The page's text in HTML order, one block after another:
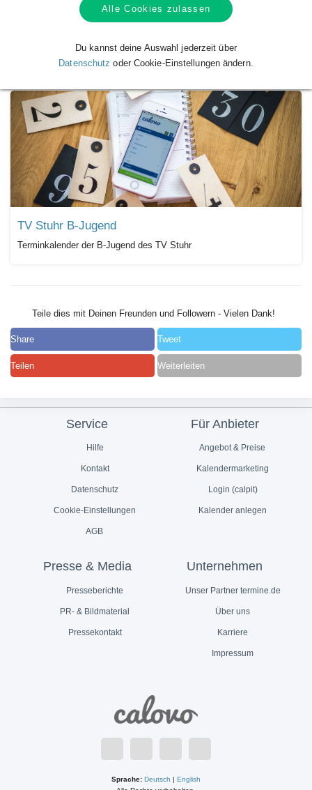
VerfügbareKalendervonTerminkalender
TV Stuhr B-Jugend
Terminkalender der B-Jugend des TV Stuhr
Teile dies mit Deinen Freunden und Followern - Vielen Dank!
Share Tweet
Teilen Weiterleiten
Service
Hilfe
Kontakt
Datenschutz
Cookie-Einstellungen
AGB
Für Anbieter
Angebot & Preise
Kalendermarketing
Login (calpit)
Kalender anlegen
Presse & Media
Presseberichte
PR- & Bildmaterial
Pressekontakt
Unternehmen
Unser Partner termine.de
Über uns
Karriere
Impressum
Sprache: Deutsch | English
Alle Cookies zulassen
Du kannst deine Auswahl jederzeit über
Datenschutz oder Cookie-Einstellungen ändern.